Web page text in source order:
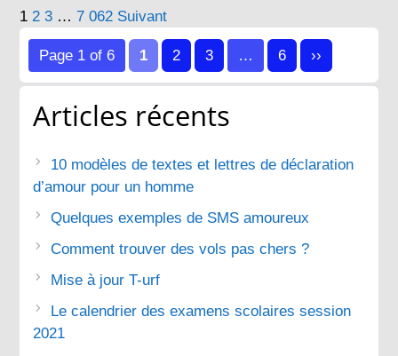
Pagination
des
publications
1 2 3 … 7 062 Suivant
Page 1 of 6 1 2 3 … 6 ››
Articles récents
10 modèles de textes et lettres de déclaration
d’amour pour un homme
Quelques exemples de SMS amoureux
Comment trouver des vols pas chers ?
Mise à jour T-urf
Le calendrier des examens scolaires session
2021